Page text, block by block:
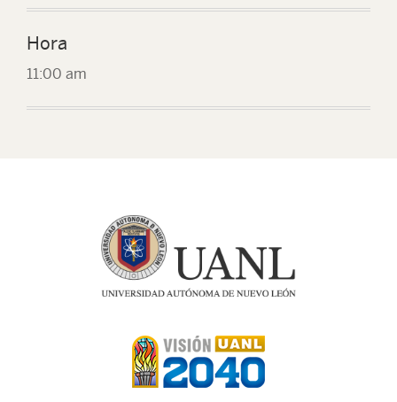
Hora
11:00 am